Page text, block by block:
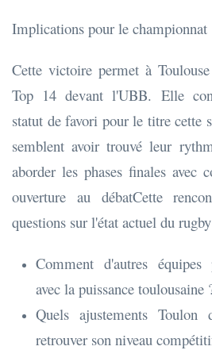
Implications pour le championnat
Cette victoire permet à
Top 14 devant l'UBB. Elle
statut de favori pour le titre cette
semblent avoir trouvé leur
aborder les phases finales avec
ouverture au débatCette
questions sur l'état actuel du
Comment d'autres équipes
avec la puissance toulousaine
Quels ajustements Toulon
retrouver son niveau